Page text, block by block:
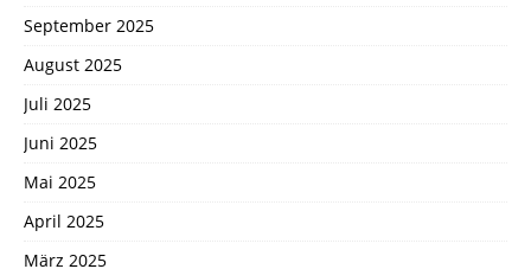
September 2025
August 2025
Juli 2025
Juni 2025
Mai 2025
April 2025
März 2025